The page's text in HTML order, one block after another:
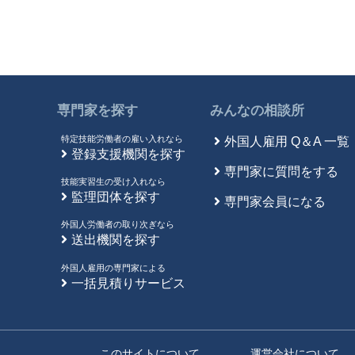
専門家を探す
特定技能労働者の雇い入れなら
登録支援機関を探す
技能実習生の受け入れなら
監理団体を探す
外国人労働者の取り次ぎなら
送出機関を探す
外国人雇用の専門家による
一括見積りサービス
みんなの相談所
外国人雇用 Q＆A 一覧
専門家に質問をする
専門家会員になる